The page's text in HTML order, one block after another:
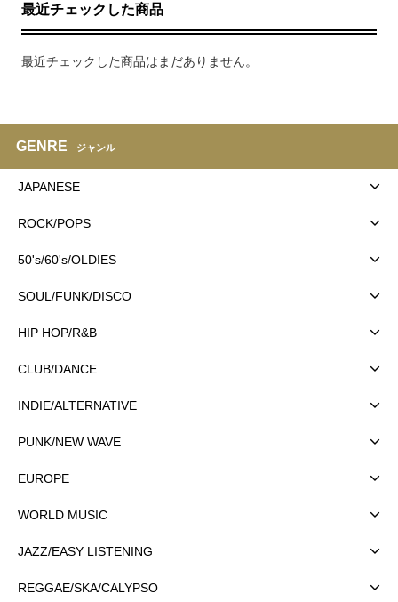
最近チェックした商品
最近チェックした商品はまだありません。
GENRE ジャンル
JAPANESE
ROCK/POPS
50's/60's/OLDIES
SOUL/FUNK/DISCO
HIP HOP/R&B
CLUB/DANCE
INDIE/ALTERNATIVE
PUNK/NEW WAVE
EUROPE
WORLD MUSIC
JAZZ/EASY LISTENING
REGGAE/SKA/CALYPSO